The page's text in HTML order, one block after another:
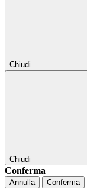
Chiudi
Chiudi
Conferma
Annulla Conferma